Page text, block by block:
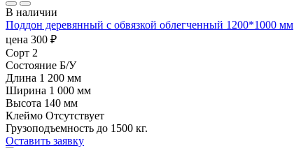
В наличии
Поддон деревянный с обвязкой облегченный 1200*1000 мм
цена 300 ₽
Сорт 2
Состояние Б/У
Длина 1 200 мм
Ширина 1 000 мм
Высота 140 мм
Клеймо Отсутствует
Грузоподъемность до 1500 кг.
Оставить заявку